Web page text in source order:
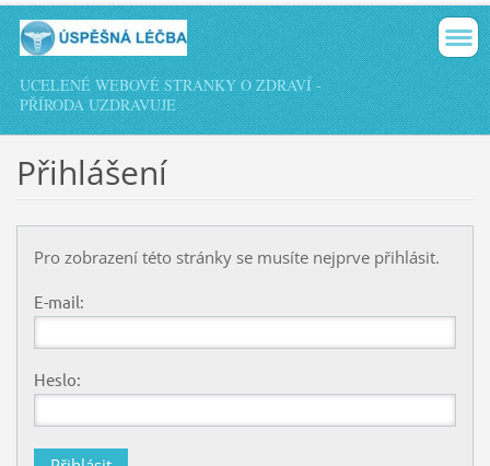
UCELENÉ WEBOVÉ STRÁNKY O ZDRAVÍ -
PŘÍRODA UZDRAVUJE
Přihlášení
Pro zobrazení této stránky se musíte nejprve přihlásit.
E-mail:
Heslo: